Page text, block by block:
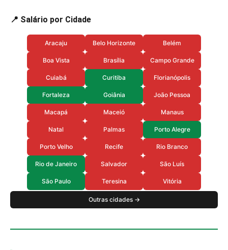
📍 Salário por Cidade
Aracaju Belo Horizonte Belém
Boa Vista Brasília Campo Grande
Cuiabá Curitiba Florianópolis
Fortaleza Goiânia João Pessoa
Macapá Maceió Manaus
Natal Palmas Porto Alegre
Porto Velho Recife Rio Branco
Rio de Janeiro Salvador São Luís
São Paulo Teresina Vitória
Outras cidades →